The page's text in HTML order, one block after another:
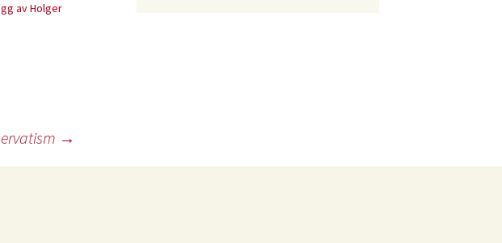
av Holger
→